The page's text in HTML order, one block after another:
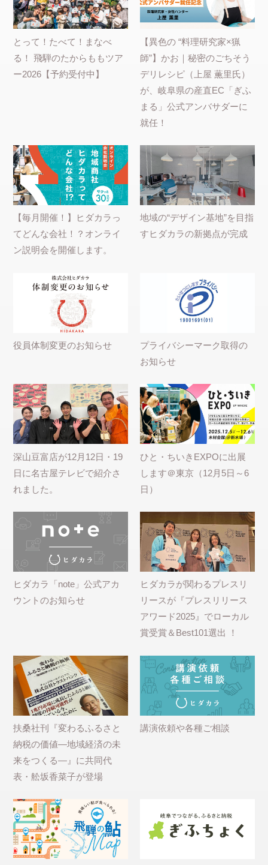
とって！たべて！まなべ
る！ 飛騨のたからももツア
ー2026【予約受付中】
【異色の “料理研究家×猟
師”】かお｜秘密のごちそう
デリレシピ（上屋 薫里氏）
が、岐阜県の産直EC「ぎふ
まる」公式アンバサダーに
就任！
【毎月開催！】ヒダカラっ
てどんな会社！？オンライ
ン説明会を開催します。
地域の“デザイン基地”を目指
すヒダカラの新拠点が完成
役員体制変更のお知らせ
プライバシーマーク取得の
お知らせ
深山豆富店が12月12日・19
日に名古屋テレビで紹介さ
れました。
ひと・ちいきEXPOに出展
します＠東京（12月5日～6
日）
ヒダカラ「note」公式アカ
ウントのお知らせ
ヒダカラが関わるプレスリ
リースが『プレスリリース
アワード2025』でローカル
賞受賞＆Best101選出 ！
扶桑社刊『変わるふるさと
納税の価値―地域経済の未
来をつくる―』に共同代
表・舩坂香菜子が登場
講演依頼や各種ご相談